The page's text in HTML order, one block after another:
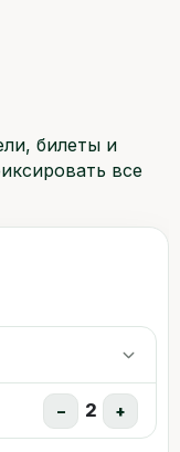
билеты и
все
− 2 +